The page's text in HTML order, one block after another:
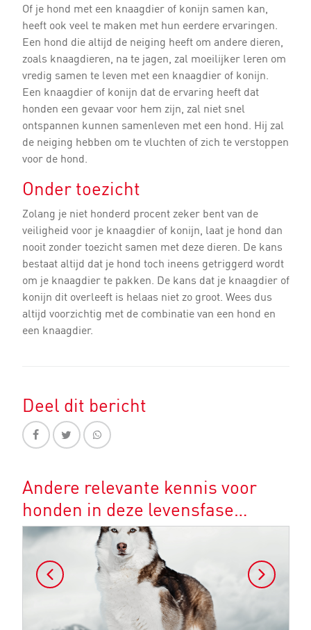
Of je hond met een knaagdier of konijn samen kan,
heeft ook veel te maken met hun eerdere ervaringen.
Een hond die altijd de neiging heeft om andere dieren,
zoals knaagdieren, na te jagen, zal moeilijker leren om
vredig samen te leven met een knaagdier of konijn.
Een knaagdier of konijn dat de ervaring heeft dat
honden een gevaar voor hem zijn, zal niet snel
ontspannen kunnen samenleven met een hond. Hij zal
de neiging hebben om te vluchten of zich te verstoppen
voor de hond.
Onder toezicht
Zolang je niet honderd procent zeker bent van de
veiligheid voor je knaagdier of konijn, laat je hond dan
nooit zonder toezicht samen met deze dieren. De kans
bestaat altijd dat je hond toch ineens getriggerd wordt
om je knaagdier te pakken. De kans dat je knaagdier of
konijn dit overleeft is helaas niet zo groot. Wees dus
altijd voorzichtig met de combinatie van een hond en
een knaagdier.
Deel dit bericht
Andere relevante kennis voor
honden in deze levensfase…